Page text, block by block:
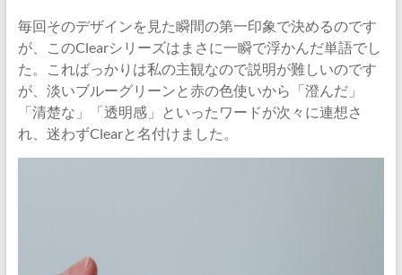
イ
ト
『サ
ラ
ヤ
シ
毎回そのデザインを見た瞬間の第一印象で決めるのです
が、このClearシリーズはまさに一瞬で浮かんだ単語でし
た。こればっかりは私の主観なので説明が難しいのです
が、淡いブルーグリーンと赤の色使いから「澄んだ」
「清楚な」「透明感」といったワードが次々に連想さ
れ、迷わずClearと名付けました。